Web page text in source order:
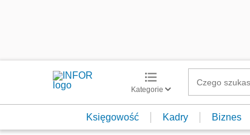
Kategorie
Księgowość Kadry Biznes